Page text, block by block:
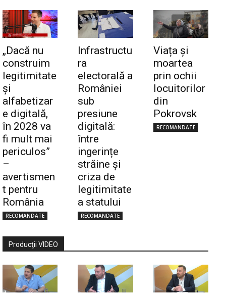
„Dacă nu
construim
legitimitate
și
alfabetizar
e digitală,
în 2028 va
fi mult mai
periculos”
–
avertismen
t pentru
România
RECOMANDATE
Infrastructu
ra
electorală a
României
sub
presiune
digitală:
între
ingerințe
străine și
criza de
legitimitate
a statului
RECOMANDATE
Viața și
moartea
prin ochii
locuitorilor
din
Pokrovsk
RECOMANDATE
Producţii VIDEO